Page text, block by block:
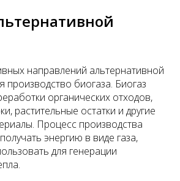
направлений альтернативной
производство биогаза. Биогаз
органических отходов,
растительные остатки и другие
Процесс производства
энергию в виде газа,
для генерации